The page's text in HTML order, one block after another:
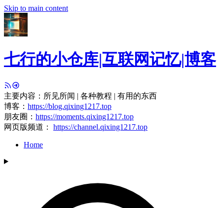
Skip to main content
七行的小仓库|互联网记忆|博客
主要内容：所见所闻 | 各种教程 | 有用的东西
博客： https://blog.qixing1217.top
朋友圈： https://moments.qixing1217.top
网页版频道： https://channel.qixing1217.top
Home